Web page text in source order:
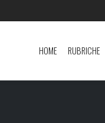
HOME RUBRICHE